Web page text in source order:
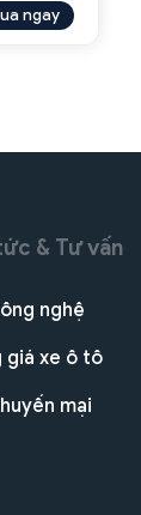
ngay
& Tư vấn
nghệ
giá xe ô tô
mại